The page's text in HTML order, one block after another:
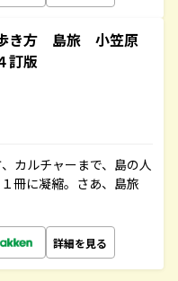
き方 島旅 小笠原
版
カルチャーまで、島の人
冊に凝縮。さあ、島旅
詳細を見る